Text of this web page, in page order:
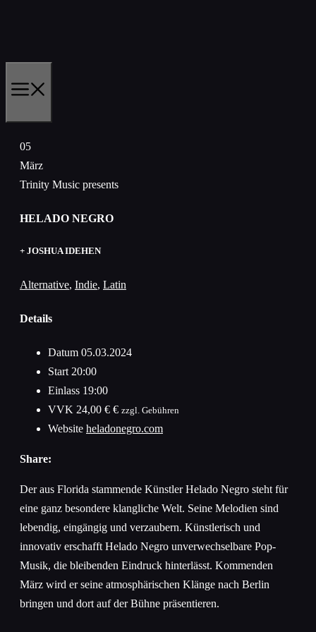
05
März
Trinity Music presents
HELADO NEGRO
+ JOSHUA IDEHEN
Alternative, Indie, Latin
Details
Datum 05.03.2024
Start 20:00
Einlass 19:00
VVK 24,00 € € zzgl. Gebühren
Website heladonegro.com
Share:
Der aus Florida stammende Künstler Helado Negro steht für
eine ganz besondere klangliche Welt. Seine Melodien sind
lebendig, eingängig und verzaubern. Künstlerisch und
innovativ erschafft Helado Negro unverwechselbare Pop-
Musik, die bleibenden Eindruck hinterlässt. Kommenden
März wird er seine atmosphärischen Klänge nach Berlin
bringen und dort auf der Bühne präsentieren.